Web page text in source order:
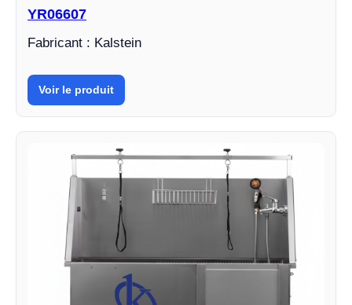
YR06607
Fabricant : Kalstein
Voir le produit